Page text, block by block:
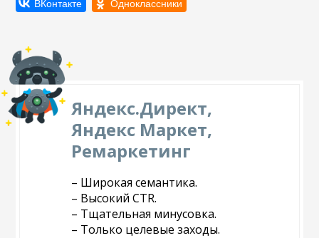
Яндекс.Директ,
Яндекс Маркет,
Ремаркетинг
– Широкая семантика.
– Высокий CTR.
– Тщательная минусовка.
– Только целевые заходы.